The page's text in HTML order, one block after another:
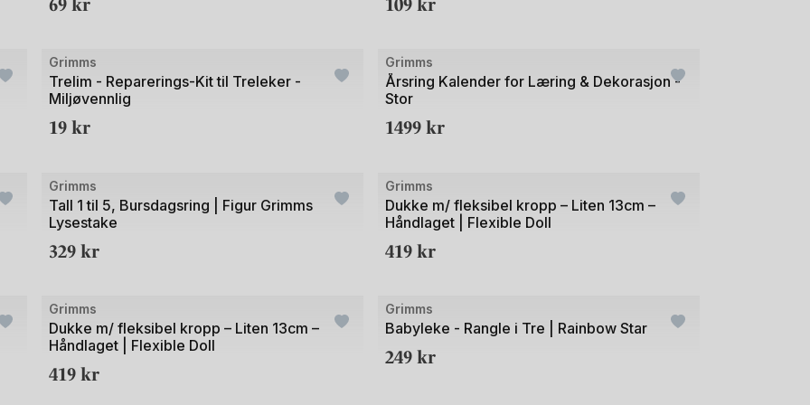
Grimms
Trelim - Reparerings-Kit til Treleker -
Miljøvennlig
19kr
Bilde
av
Grimms
Årsring Kalender for Læring & Dekorasjon -
Stor
1499kr
Bilde
av
Grimms
Tall 1 til 5, Bursdagsring | Figur Grimms
Lysestake
329kr
Bilde
av
Grimms
Dukke m/ fleksibel kropp – Liten 13cm –
Håndlaget | Flexible Doll
419kr
Bilde
av
Grimms
Dukke m/ fleksibel kropp – Liten 13cm –
Håndlaget | Flexible Doll
419kr
Bilde
av
Grimms
Babyleke - Rangle i Tre | Rainbow Star
249kr